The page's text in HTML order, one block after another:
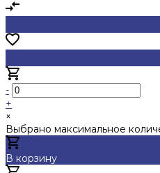
-
+
×
Выбрано максимальное
В корзину